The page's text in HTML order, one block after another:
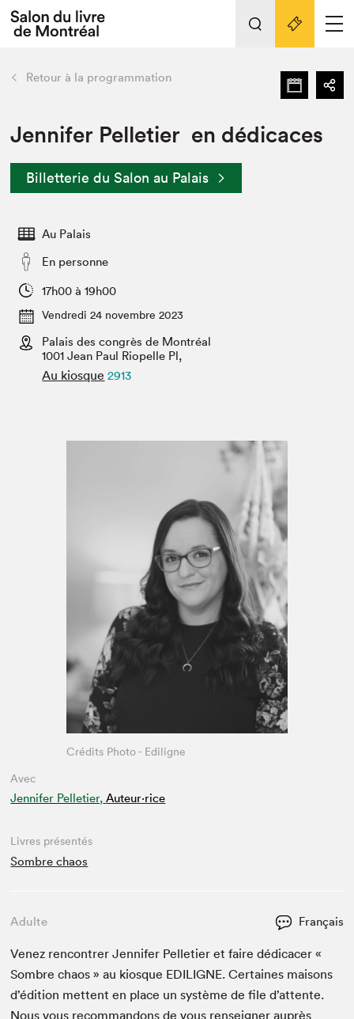
Espace exposant⋅e⋅s
Espace enseignant·e·s
Espace médias
L'événement
Préparer sa visite au Salon
Actualités
SLM PRO
retour Nos activités
Préparer sa visite
Salon dans la ville et en ligne
Projets partenaires
Liens pratiques
Retour à la programmation
Jennifer Pelletier en dédicaces
Billetterie du Salon au Palais
Au Palais
En personne
17h00 à 19h00
Vendredi 24 novembre 2023
Palais des congrès de Montréal
1001 Jean Paul Riopelle Pl,
Au kiosque 2913
Avec
Jennifer Pelletier, Auteur·rice
Crédits Photo - Ediligne
Livres présentés
Sombre chaos
Adulte Français
Venez ren­con­tr­er Jen­nifer Pel­leti­er et faire dédi­cac­er «
Som­bre chaos » au kiosque EDILIGNE. Cer­taines maisons
d’édi­tion met­tent en place un sys­tème de file d’at­tente.
Nous vous recom­man­dons de vous ren­seign­er auprès